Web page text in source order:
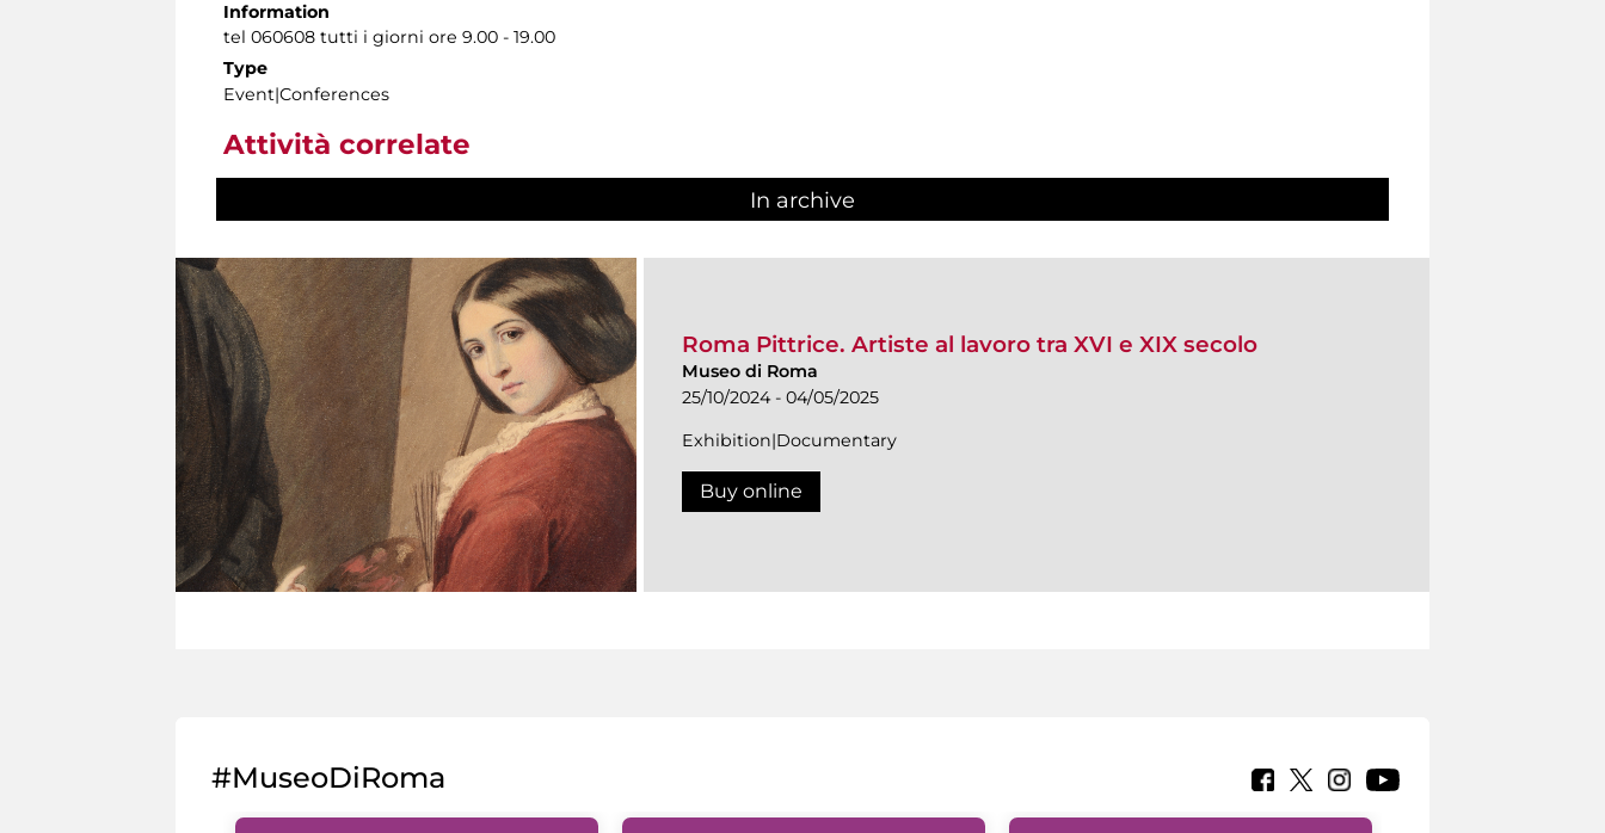
Information
tel 060608 tutti i giorni ore 9.00 - 19.00
Type
Event|Conferences
Attività correlate
In archive
Roma Pittrice. Artiste al lavoro tra XVI e XIX secolo
Museo di Roma
25/10/2024 - 04/05/2025
Exhibition|Documentary
Buy online
#MuseoDiRoma